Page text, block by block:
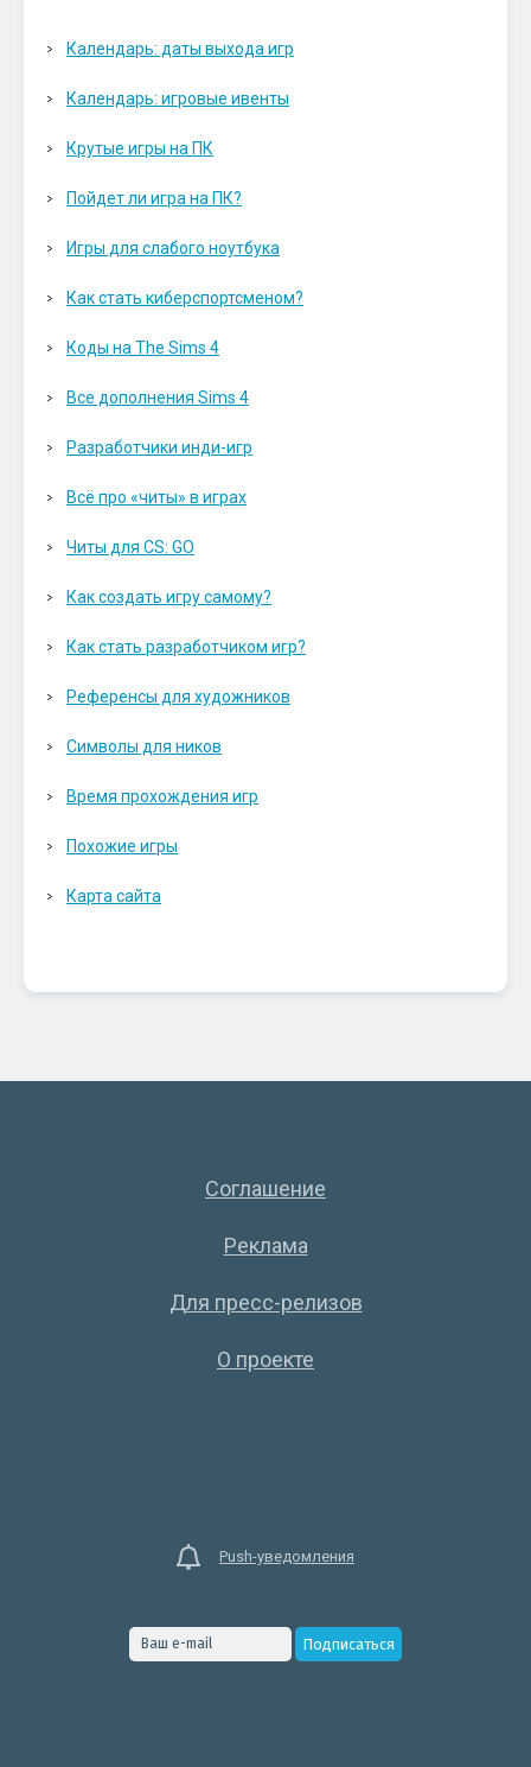
Календарь: даты выхода игр
Календарь: игровые ивенты
Крутые игры на ПК
Пойдет ли игра на ПК?
Игры для слабого ноутбука
Как стать киберспортсменом?
Коды на The Sims 4
Все дополнения Sims 4
Разработчики инди-игр
Всё про «читы» в играх
Читы для CS: GO
Как создать игру самому?
Как стать разработчиком игр?
Референсы для художников
Символы для ников
Время прохождения игр
Похожие игры
Карта сайта
Соглашение
Реклама
Для пресс-релизов
О проекте
Push-уведомления